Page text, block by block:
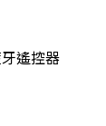
遙控器